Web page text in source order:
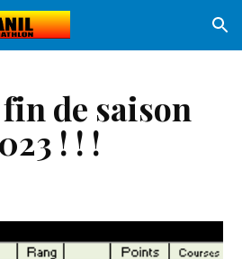
Skip to navigation
de saison
! ! !